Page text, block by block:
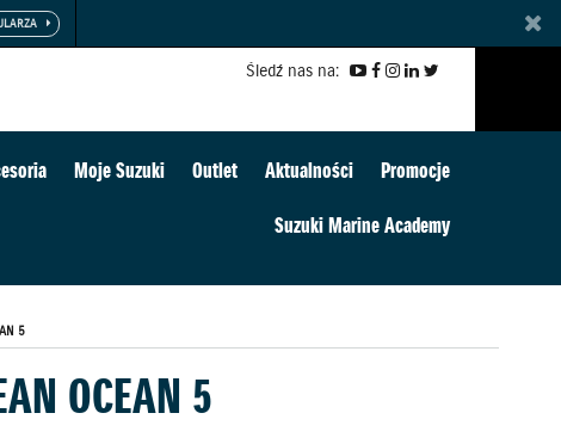
Śledź nas na:
Moje Suzuki Outlet Aktualności
Promocje
Suzuki Marine Academy
5
OCEAN 5